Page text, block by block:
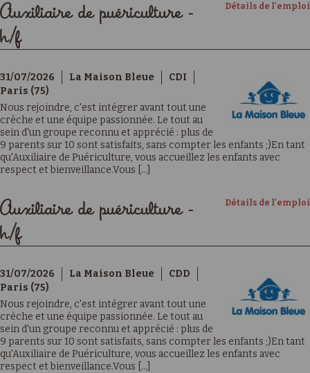
Détails de l'emploi
Auxiliaire de puériculture -
h/f
31/07/2026 La Maison Bleue
CDI
Paris (75)
Nous rejoindre, c'est intégrer avant tout une
crèche et une équipe passionnée. Le tout au
sein d'un groupe reconnu et apprécié : plus de
9 parents sur 10 sont satisfaits, sans compter les enfants ;)En tant
qu'Auxiliaire de Puériculture, vous accueillez les enfants avec
respect et bienveillance.Vous [...]
Détails de l'emploi
Auxiliaire de puériculture -
h/f
31/07/2026 La Maison Bleue
CDD
Paris (75)
Nous rejoindre, c'est intégrer avant tout une
crèche et une équipe passionnée. Le tout au
sein d'un groupe reconnu et apprécié : plus de
9 parents sur 10 sont satisfaits, sans compter les enfants ;)En tant
qu'Auxiliaire de Puériculture, vous accueillez les enfants avec
respect et bienveillance.Vous [...]